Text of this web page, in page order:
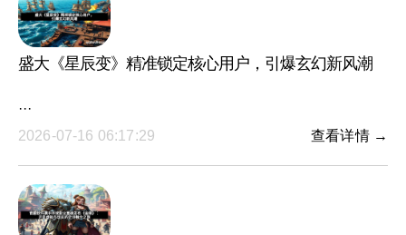
盛大《星辰变》精准锁定核心用户，引爆玄幻新风潮
···
2026-07-16 06:17:29
查看详情 →